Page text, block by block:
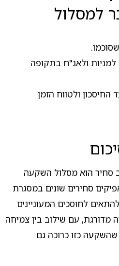
למסלול
ולאג"ח בתקופה
ולטווח הזמן
סחיר הוא מסלול השקעה
סחירים שונים במסגרת
לחוסכים המעוניינים
מדורגת, עם שילוב בין צמיחה
כזו כרוכה גם